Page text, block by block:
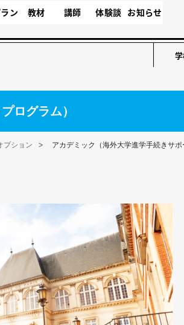
ン 教材 講師 体験談 お知らせ
ログラム）
プション アカデミック（海外大学進学手続きサポ